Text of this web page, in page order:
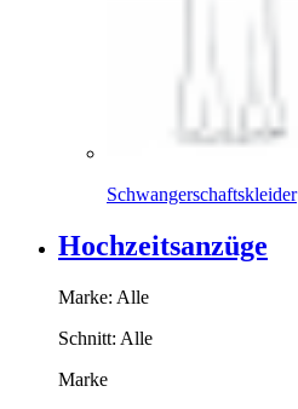
Schwangerschaftskleider
Hochzeitsanzüge
Marke: Alle
Schnitt: Alle
Marke